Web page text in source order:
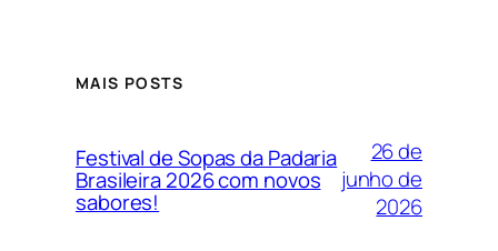
MAIS POSTS
Festival de Sopas da Padaria
Brasileira 2026 com novos
sabores!
26 de
junho de
2026